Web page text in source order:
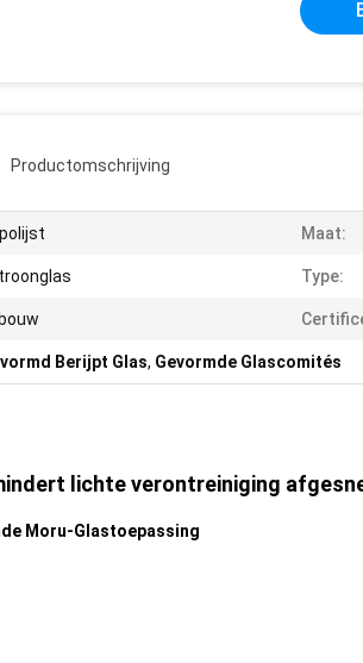
Productomschrijving
Maat:
Type:
Berijpt Glas, Gevormde Glascomités
lichte verontreiniging
Moru-Glastoepassing